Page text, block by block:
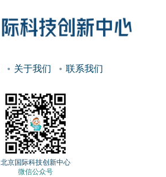
关于我们 联系我们
北京国际科技创新中心
微信公众号